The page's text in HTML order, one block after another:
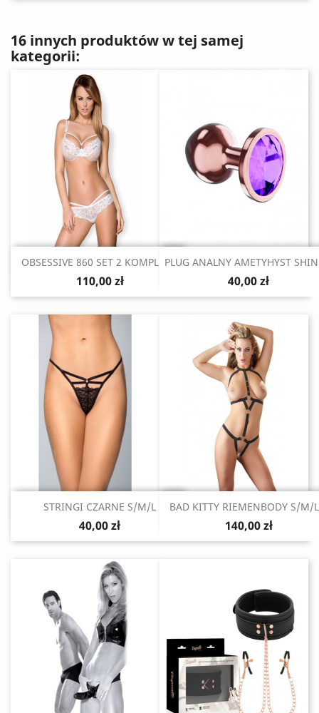
16 innych produktów w tej samej
kategorii:
Szybki podgląd
OBSESSIVE 860 SET 2 KOMPLET...
110,00 zł
Szybki podgląd
PLUG ANALNY AMETYHYST
40,00 zł
Szybki podgląd
STRINGI CZARNE S/M/L
40,00 zł
Szybki podgląd
BAD KITTY RIEMENBODY S/M/
140,00 zł